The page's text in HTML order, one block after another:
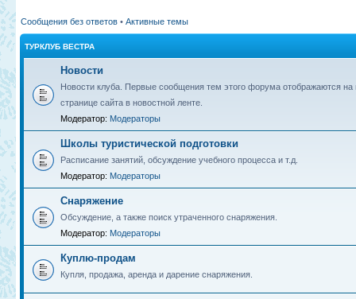
Сообщения без ответов • Активные темы
ТУРКЛУБ ВЕСТРА
Новости
Новости клуба. Первые сообщения тем этого форума отображаются на
странице сайта в новостной ленте.
Модератор: Модераторы
Школы туристической подготовки
Расписание занятий, обсуждение учебного процесса и т.д.
Модератор: Модераторы
Снаряжение
Обсуждение, а также поиск утраченного снаряжения.
Модератор: Модераторы
Куплю-продам
Купля, продажа, аренда и дарение снаряжения.